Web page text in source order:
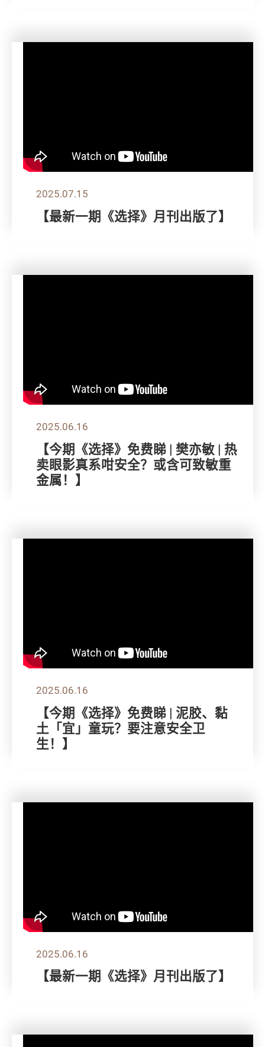
2025.07.15
【最新一期《选择》月刊出版了】
2025.06.16
【今期《选择》免费睇 | 樊亦敏 | 热
卖眼影真系咁安全？或含可致敏重
金属！】
2025.06.16
【今期《选择》免费睇 | 泥胶、黏
土「宜」童玩？要注意安全卫
生！】
2025.06.16
【最新一期《选择》月刊出版了】